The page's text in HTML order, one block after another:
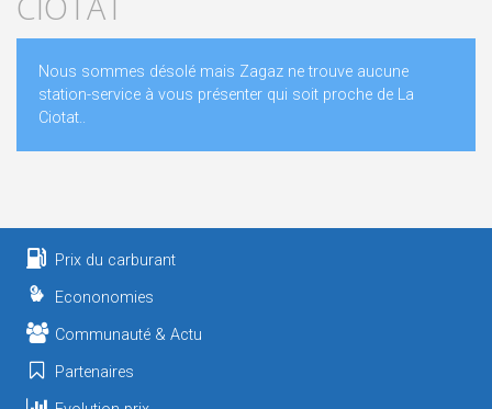
Nous sommes désolé mais Zagaz ne trouve aucune
station-service à vous présenter qui soit proche de La
Ciotat..
Prix du carburant
Econonomies
Communauté & Actu
Partenaires